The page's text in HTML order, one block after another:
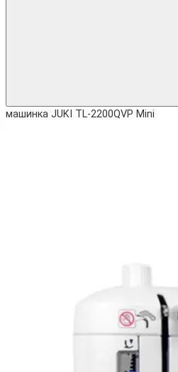
машинка JUKI TL-2200QVP Mini